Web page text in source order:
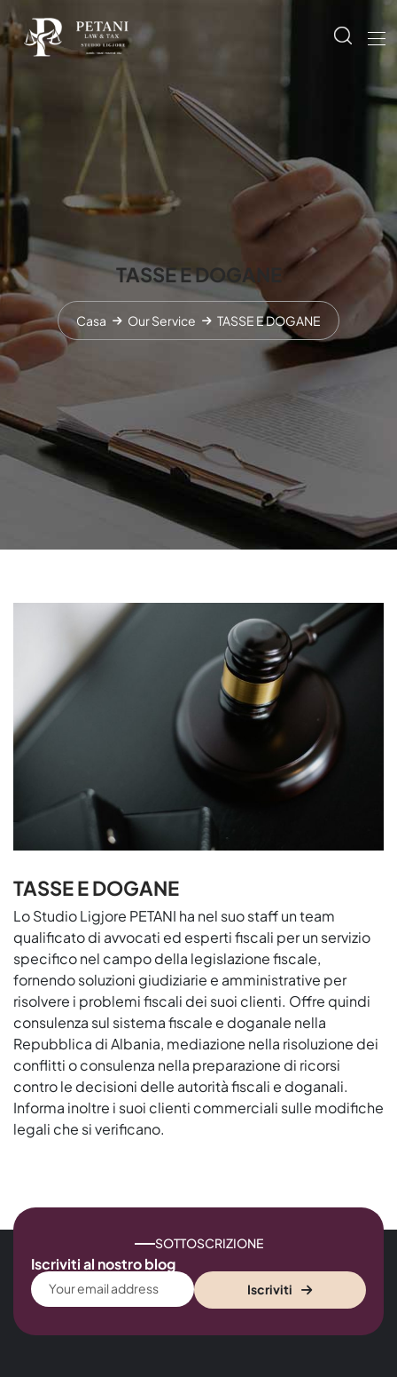
TASSE E DOGANE
Casa Our Service TASSE E DOGANE
TASSE E DOGANE
Lo Studio Ligjore PETANI ha nel suo staff un team
qualificato di avvocati ed esperti fiscali per un servizio
specifico nel campo della legislazione fiscale,
fornendo soluzioni giudiziarie e amministrative per
risolvere i problemi fiscali dei suoi clienti. Offre quindi
consulenza sul sistema fiscale e doganale nella
Repubblica di Albania, mediazione nella risoluzione dei
conflitti o consulenza nella preparazione di ricorsi
contro le decisioni delle autorità fiscali e doganali.
Informa inoltre i suoi clienti commerciali sulle modifiche
legali che si verificano.
SOTTOSCRIZIONE
Iscriviti al nostro blog
Iscriviti